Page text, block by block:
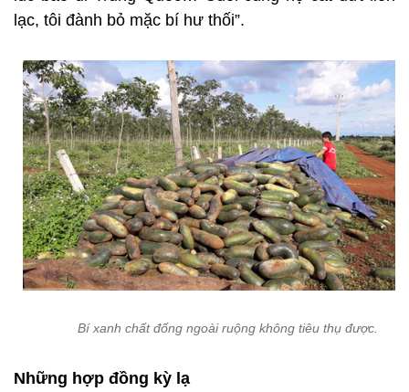
lạc, tôi đành bỏ mặc bí hư thối”.
Bí xanh chất đống ngoài ruộng không tiêu thụ được.
Những hợp đồng kỳ lạ